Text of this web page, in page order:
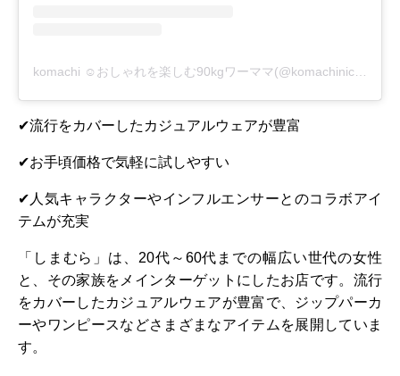
✔流行をカバーしたカジュアルウェアが豊富
✔お手頃価格で気軽に試しやすい
✔人気キャラクターやインフルエンサーとのコラボアイ
テムが充実
「しまむら」は、20代～60代までの幅広い世代の女性
と、その家族をメインターゲットにしたお店です。流行
をカバーしたカジュアルウェアが豊富で、ジップパーカ
ーやワンピースなどさまざまなアイテムを展開していま
す。